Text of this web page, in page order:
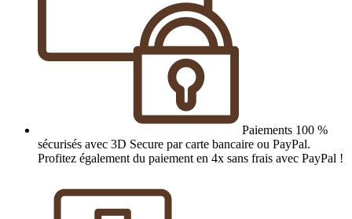
Paiements 100 %
sécurisés avec 3D Secure par carte bancaire ou PayPal.
Profitez également du paiement en 4x sans frais avec PayPal !